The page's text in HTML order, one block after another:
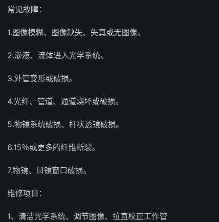
常见故障：
1.图像模糊、图像缺失、失真或无图像。
2.渗液、流体进入光学系统。
3.外管变形或破损。
4.光纤、管道、通道烧坏或破损。
5.物镜系统破损、杆状透镜破损。
6.15％或更多的纤维断裂。
7.物镜、目镜窗口破损。
维修项目：
1、清洁光学系统、调节图像、拉直校正工作管